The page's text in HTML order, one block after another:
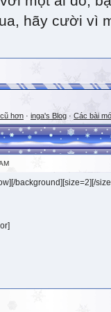
hãy cười vì
hơn · inga's Blog · Các bài
background][size=2][/